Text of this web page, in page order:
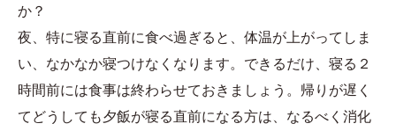
か？
夜、特に寝る直前に食べ過ぎると、体温が上がってしま
い、なかなか寝つけなくなります。できるだけ、寝る２
時間前には食事は終わらせておきましょう。帰りが遅く
てどうしても夕飯が寝る直前になる方は、なるべく消化